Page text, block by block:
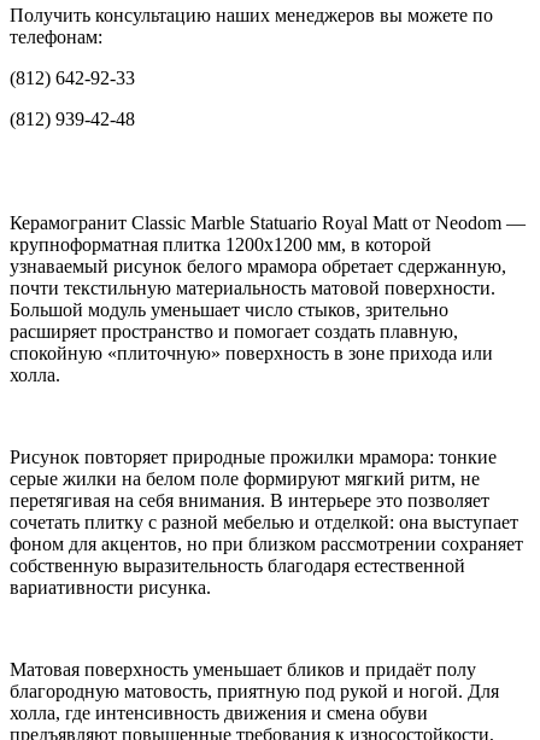
Получить консультацию наших менеджеров вы можете по
телефонам:
(812) 642-92-33
(812) 939-42-48
Керамогранит Classic Marble Statuario Royal Matt от Neodom —
крупноформатная плитка 1200x1200 мм, в которой
узнаваемый рисунок белого мрамора обретает сдержанную,
почти текстильную материальность матовой поверхности.
Большой модуль уменьшает число стыков, зрительно
расширяет пространство и помогает создать плавную,
спокойную «плиточную» поверхность в зоне прихода или
холла.
Рисунок повторяет природные прожилки мрамора: тонкие
серые жилки на белом поле формируют мягкий ритм, не
перетягивая на себя внимания. В интерьере это позволяет
сочетать плитку с разной мебелью и отделкой: она выступает
фоном для акцентов, но при близком рассмотрении сохраняет
собственную выразительность благодаря естественной
вариативности рисунка.
Матовая поверхность уменьшает бликов и придаёт полу
благородную матовость, приятную под рукой и ногой. Для
холла, где интенсивность движения и смена обуви
предъявляют повышенные требования к износостойкости,